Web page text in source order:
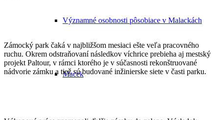
Významné osobnosti pôsobiace v Malackách
Macek
Zámocký park čaká v najbližšom mesiaci ešte veľa pracovného
ruchu. Okrem odstraňovaní následkov víchrice prebieha aj mestský
projekt Paltour, v rámci ktorého je v súčasnosti rekonštruované
nádvorie zámku a tiež sú budované inžinierske siete v časti parku.